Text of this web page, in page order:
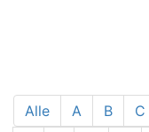
Alle A B C